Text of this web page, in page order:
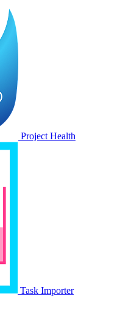
Project Health
Task Importer